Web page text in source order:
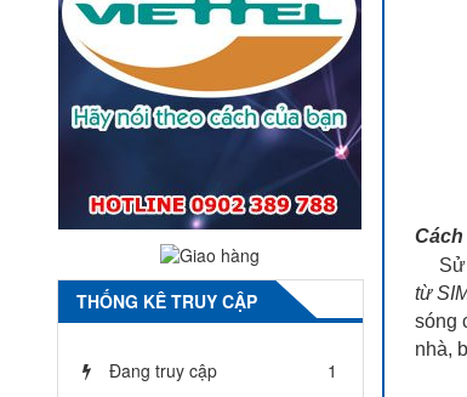
Sử
từ
sóng
nhà,
THỐNG KÊ TRUY CẬP
Đang truy cập
1